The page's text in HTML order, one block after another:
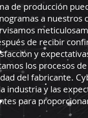
de producción
a nuestros
de recibir
y
los procesos
del fabricante.
industria y las
para